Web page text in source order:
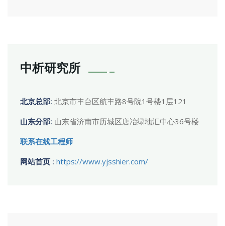
中析研究所
北京总部: 北京市丰台区航丰路8号院1号楼1层121
山东分部: 山东省济南市历城区唐冶绿地汇中心36号楼
联系在线工程师
网站首页 : https://www.yjsshier.com/